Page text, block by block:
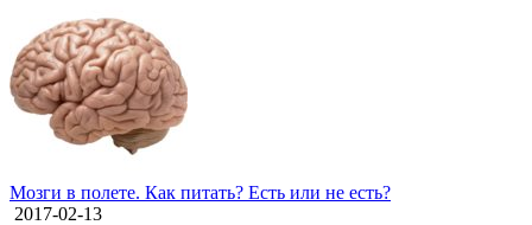
Мозги в полете. Как питать? Есть или не есть?
2017-02-13